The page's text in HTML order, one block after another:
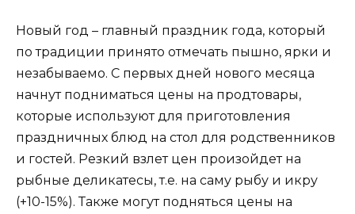
Новый год – главный праздник года, который
по традиции принято отмечать пышно, ярки и
незабываемо. С первых дней нового месяца
начнут подниматься цены на продтовары,
которые используют для приготовления
праздничных блюд на стол для родственников
и гостей. Резкий взлет цен произойдет на
рыбные деликатесы, т.е. на саму рыбу и икру
(+10-15%). Также могут подняться цены на